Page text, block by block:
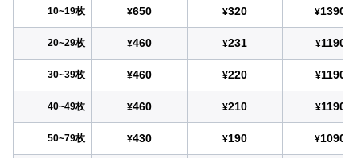
10~19枚 ¥650 ¥320 ¥1390
20~29枚 ¥460 ¥231 ¥1190
30~39枚 ¥460 ¥220 ¥1190
40~49枚 ¥460 ¥210 ¥1190
50~79枚 ¥430 ¥190 ¥1090